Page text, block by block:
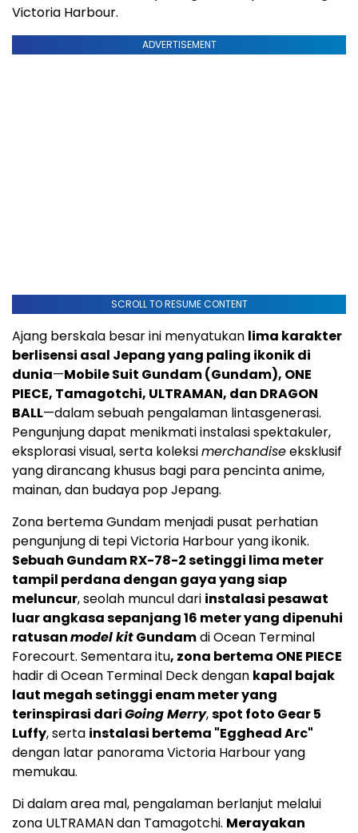
Victoria Harbour.
ADVERTISEMENT
SCROLL TO RESUME CONTENT
Ajang berskala besar ini menyatukan lima karakter
berlisensi asal Jepang yang paling ikonik di
dunia—Mobile Suit Gundam (Gundam), ONE
PIECE, Tamagotchi, ULTRAMAN, dan DRAGON
BALL—dalam sebuah pengalaman lintasgenerasi.
Pengunjung dapat menikmati instalasi spektakuler,
eksplorasi visual, serta koleksimerchandiseeksklusif
yang dirancang khusus bagi para pencinta anime,
mainan, dan budaya pop Jepang.
Zona bertema Gundam menjadi pusat perhatian
pengunjung di tepi Victoria Harbour yang ikonik.
Sebuah Gundam RX-78-2 setinggi lima meter
tampil perdana dengan gaya yang siap
meluncur, seolah muncul dari instalasi pesawat
luar angkasa sepanjang 16 meter yang dipenuhi
ratusanmodel kitGundamdi Ocean Terminal
Forecourt. Sementara itu, zona bertema ONE PIECE
hadir di Ocean Terminal Deck dengan kapal bajak
laut megah setinggi enam meter yang
terinspirasi dariGoing Merry,spot foto Gear 5
Luffy, serta instalasi bertema "Egghead Arc"
dengan latar panorama Victoria Harbour yang
memukau.
Di dalam area mal, pengalaman berlanjut melalui
zona ULTRAMAN dan Tamagotchi. Merayakan